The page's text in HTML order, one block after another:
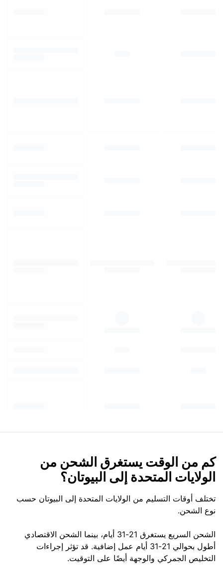
كم من الوقت يستغرق الشحن من
الولايات المتحدة إلى البيوتان؟
تختلف أوقات التسليم من الولايات المتحدة إلى البيوتان حسب
نوع الشحن.
الشحن السريع يستغرق 21-31 أيام، بينما الشحن الاقتصادي
أطول بحوالي 21-31 أيام عمل إضافية. قد تؤثر إجراءات
التخليص الجمركي والوجهة أيضًا على التوقيت.